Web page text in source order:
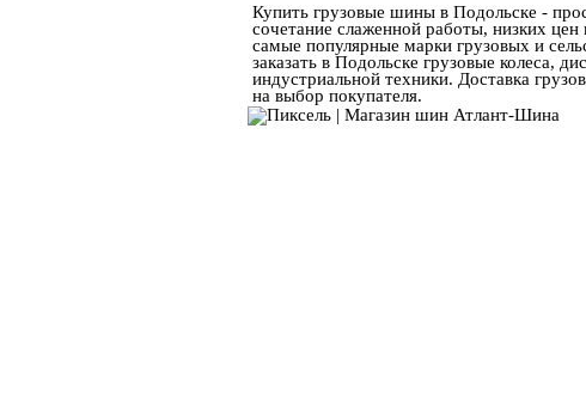
Купить грузовые шины в Подольске -
сочетание слаженной работы, низких
самые популярные марки грузовых и
заказать в Подольске грузовые колеса,
индустриальной техники. Доставка
на выбор покупателя.